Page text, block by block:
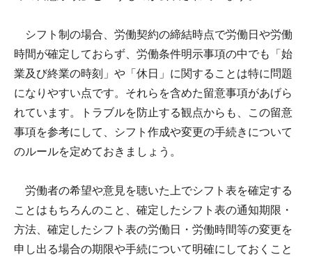
シフト制の場合、労働契約の締結時点で労働日や労働
時間が確定しておらず、労働条件明示事項の中でも「始
業及び終業の時刻」や「休日」に関することは特に問題
になりやすい点です。それらを含めた留意事項があげら
れています。トラブルを防止する観点からも、この留意
事項を参考にして、シフト作成や変更の手続きについて
のルールを定めておきましょう。
労働者の希望や意見を聴いた上でシフト表を確定する
ことはもちろんのこと、確定したシフト表の通知期限・
方法、確定したシフト表の労働日・労働時間等の変更を
申し出る場合の期限や手続について明確にしておくこと